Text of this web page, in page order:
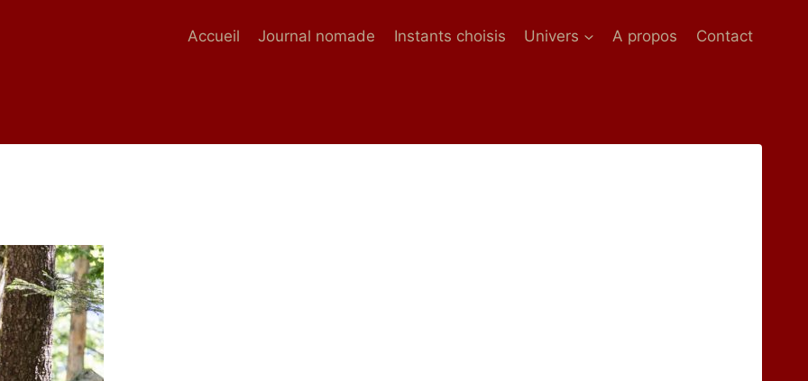
Accueil Journal nomade Instants choisis Univers A propos Contact